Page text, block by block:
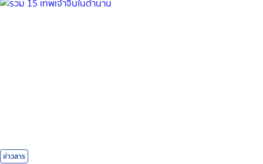
ข่าวสาร